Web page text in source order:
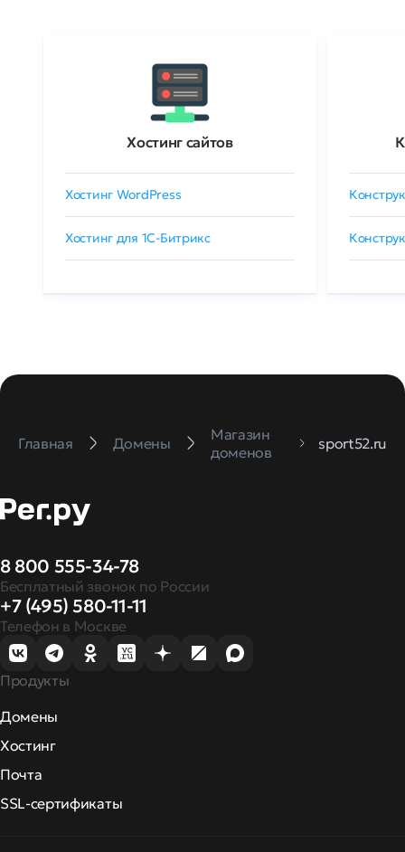
Хостинг сайтов
Хостинг WordPress
Хостинг для 1C-Битрикс
Главная Домены
Магазин
доменов
sport52.ru
8 800 555-34-78
Бесплатный звонок по России
+7 (495) 580-11-11
Телефон в Москве
Продукты
Домены
Хостинг
Почта
SSL-сертификаты